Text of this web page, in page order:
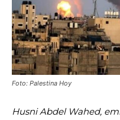
Foto: Palestina Hoy
Husni Abdel Wahed,